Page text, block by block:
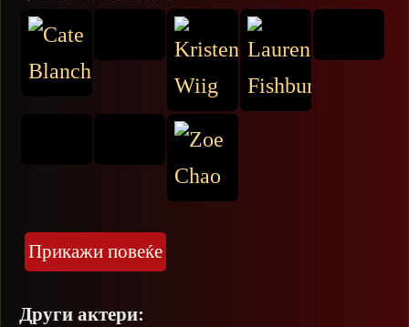
Прикажи повеќе
Други актери: